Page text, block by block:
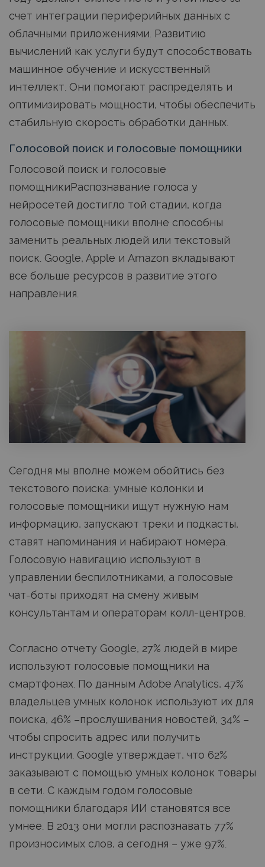
счет интеграции периферийных данных с
облачными приложениями. Развитию
вычислений как услуги будут способствовать
машинное обучение и искусственный
интеллект. Они помогают распределять и
оптимизировать мощности, чтобы обеспечить
стабильную скорость обработки данных.
Голосовой поиск и голосовые помощники
Голосовой поиск и голосовые
помощникиРаспознавание голоса у
нейросетей достигло той стадии, когда
голосовые помощники вполне способны
заменить реальных людей или текстовый
поиск. Google, Apple и Amazon вкладывают
все больше ресурсов в развитие этого
направления.
Сегодня мы вполне можем обойтись без
текстового поиска: умные колонки и
голосовые помощники ищут нужную нам
информацию, запускают треки и подкасты,
ставят напоминания и набирают номера.
Голосовую навигацию используют в
управлении беспилотниками, а голосовые
чат-боты приходят на смену живым
консультантам и операторам колл-центров.
Согласно отчету Google, 27% людей в мире
используют голосовые помощники на
смартфонах. По данным Adobe Analytics, 47%
владельцев умных колонок используют их для
поиска, 46% –прослушивания новостей, 34% –
чтобы спросить адрес или получить
инструкции. Google утверждает, что 62%
заказывают с помощью умных колонок товары
в сети. С каждым годом голосовые
помощники благодаря ИИ становятся все
умнее. В 2013 они могли распознавать 77%
произносимых слов, а сегодня – уже 97%.